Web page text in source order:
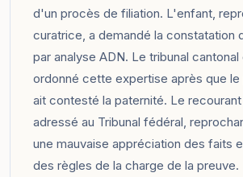
d'un procès de filiation. L'enfant,
curatrice, a demandé la constatation
par analyse ADN. Le tribunal
ordonné cette expertise après que
ait contesté la paternité. Le
adressé au Tribunal fédéral,
une mauvaise appréciation des faits
des règles de la charge de la preuve.